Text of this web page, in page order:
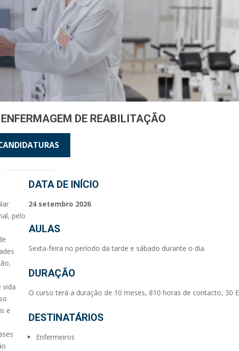
ENFERMAGEM DE REABILITAÇÃO
pelo
vida
e
DATA DE INÍCIO
24 setembro 2026
AULAS
Sexta-feira no período da tarde e sábado durante o dia.
DURAÇÃO
O curso terá a duração de 10 meses, 810 horas de contacto, 30
DESTINATÁRIOS
Enfermeiros